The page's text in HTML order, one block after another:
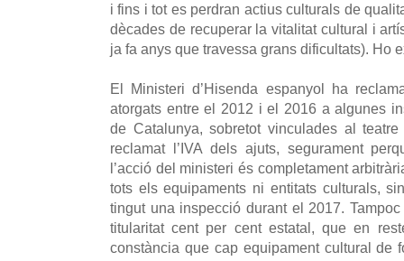
i fins i tot es perdran actius culturals de
dècades de recuperar la vitalitat cultural i
ja fa anys que travessa grans dificultats). Ho
El Ministeri d’Hisenda espanyol ha
atorgats entre el 2012 i el 2016 a algunes
de Catalunya, sobretot vinculades al
reclamat l’IVA dels ajuts, segurament
l’acció del ministeri és completament
tots els equipaments ni entitats culturals,
tingut una inspecció durant el 2017.
titularitat cent per cent estatal, que en
constància que cap equipament cultural de